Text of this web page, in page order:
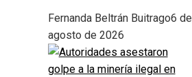
Fernanda Beltrán Buitrago6 de
agosto de 2026